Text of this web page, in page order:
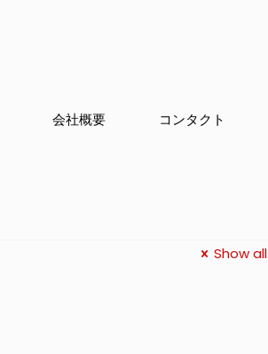
会社概要 コンタクト
Show all